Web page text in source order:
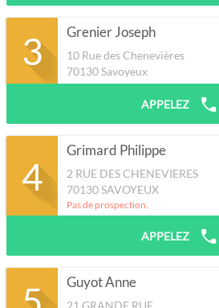
3 Grenier Joseph
10 Rue des Chenevières
70130Savoyeux
APPELEZ
4
Grimard Philippe
2 RUE DES CHENEVIERES
70130SAVOYEUX
Pas de prospection.
APPELEZ
Guyot Anne